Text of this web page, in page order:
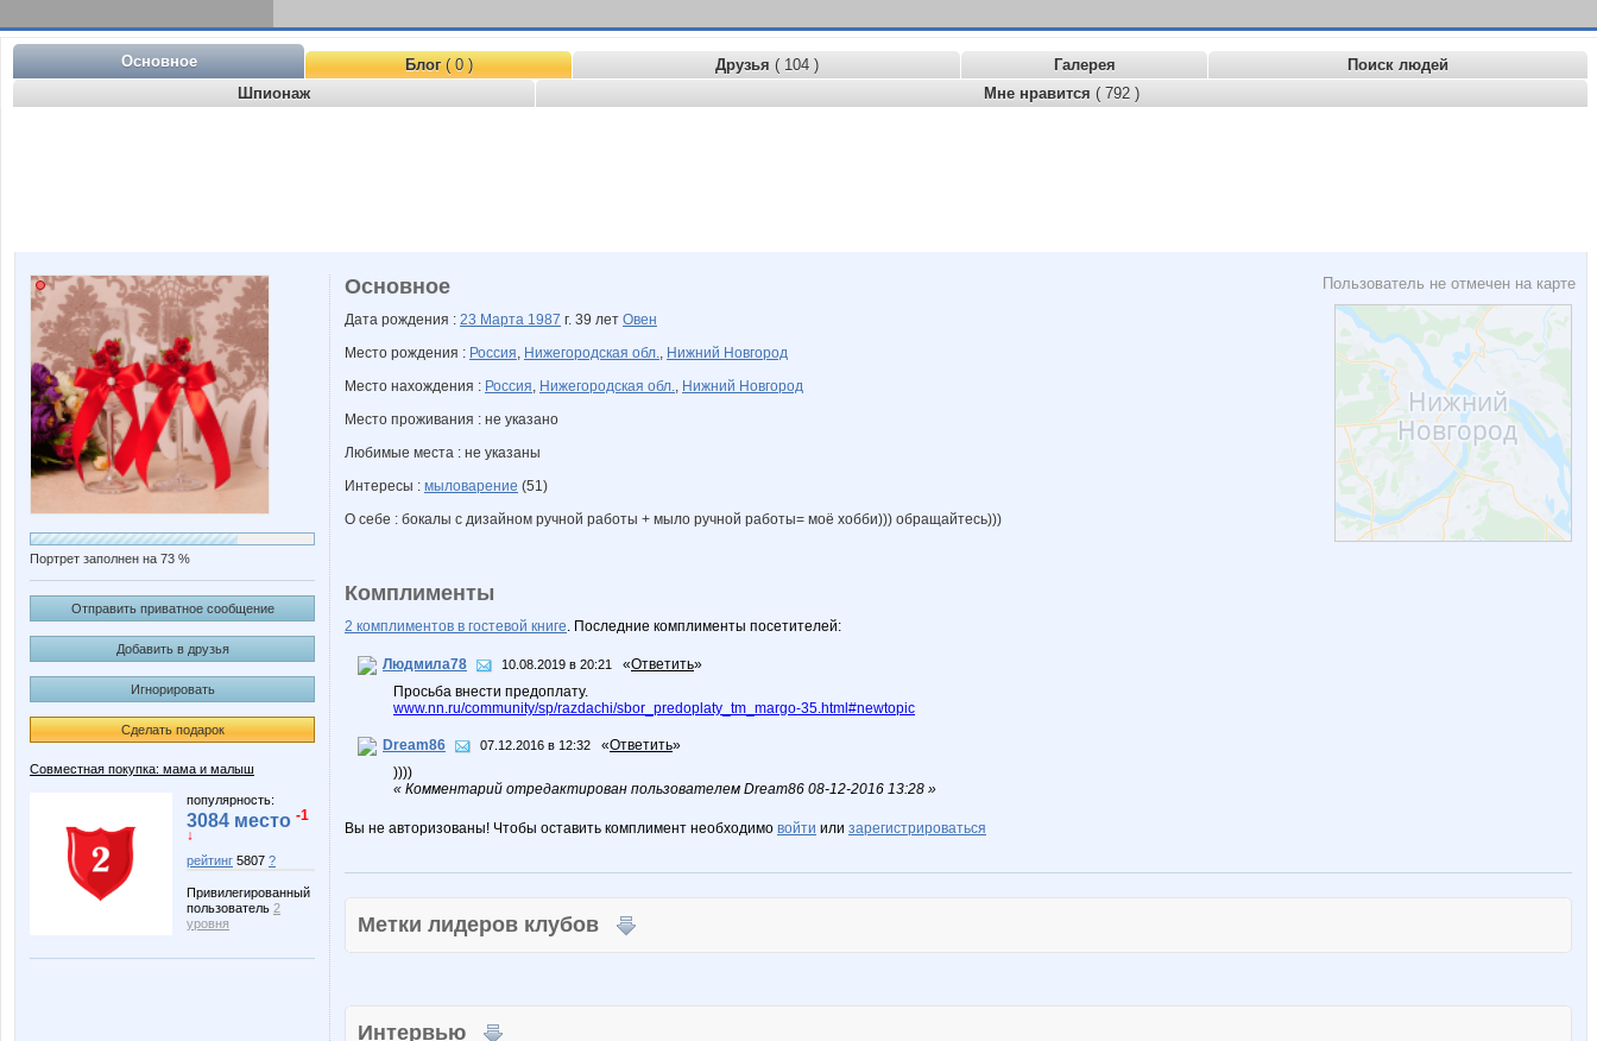
Основное Блог( 0 ) Друзья ( 104 ) Галерея
Поиск людей
Шпионаж
Мне нравится ( 792 )
Портрет заполнен на 73 %
Отправить приватное сообщение
Добавить в друзья
Игнорировать
Сделать подарок
Совместная покупка: мама и малыш
популярность:
3084 место -1
↓
рейтинг 5807 ?
Привилегированный
пользователь 2
уровня
Пользователь не отмечен на карте
Основное
Дата рождения : 23 Марта 1987 г. 39 лет Овен
Место рождения : Россия, Нижегородская обл., Нижний Новгород
Место нахождения : Россия, Нижегородская обл., Нижний Новгород
Место проживания : не указано
Любимые места : не указаны
Интересы : мыловарение (51)
О себе : бокалы с дизайном ручной работы + мыло ручной работы= моё хобби))) обращайтесь)))
Комплименты
2 комплиментов в гостевой книге. Последние комплименты посетителей:
Людмила78 10.08.2019 в 20:21 «Ответить»
Просьба внести предоплату.
www.nn.ru/community/sp/razdachi/sbor_predoplaty_tm_margo-35.html#newtopic
Dream86 07.12.2016 в 12:32 «Ответить»
))))
« Комментарий отредактирован пользователем Dream86 08-12-2016 13:28 »
Вы не авторизованы! Чтобы оставить комплимент необходимо войти или зарегистрироваться
Метки лидеров клубов
Интервью